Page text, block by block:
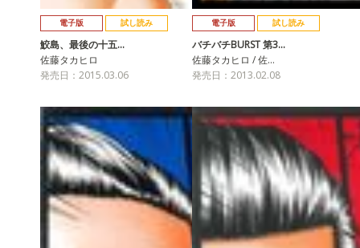
電子版 試し読み
鮫島、最後の十五…
佐藤タカヒロ
発売日：2015.03.06
電子版 試し読み
バチバチBURST 第3…
佐藤タカヒロ / 佐…
発売日：2013.02.08